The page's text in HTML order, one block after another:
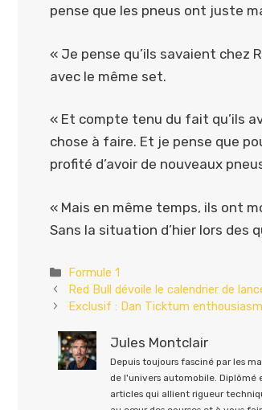
pense que les pneus ont juste
« Je pense qu’ils savaient chez
avec le même set.
« Et compte tenu du fait qu’ils
chose à faire. Et je pense que
profité d’avoir de nouveaux
« Mais en même temps, ils ont
Sans la situation d’hier lors des
Catégories
Formule 1
Red Bull dévoile le calendrier de
Exclusif : Dan Ticktum
Jules Montclair
Depuis toujours fasciné par les
de l'univers automobile. Diplômé
articles qui allient rigueur